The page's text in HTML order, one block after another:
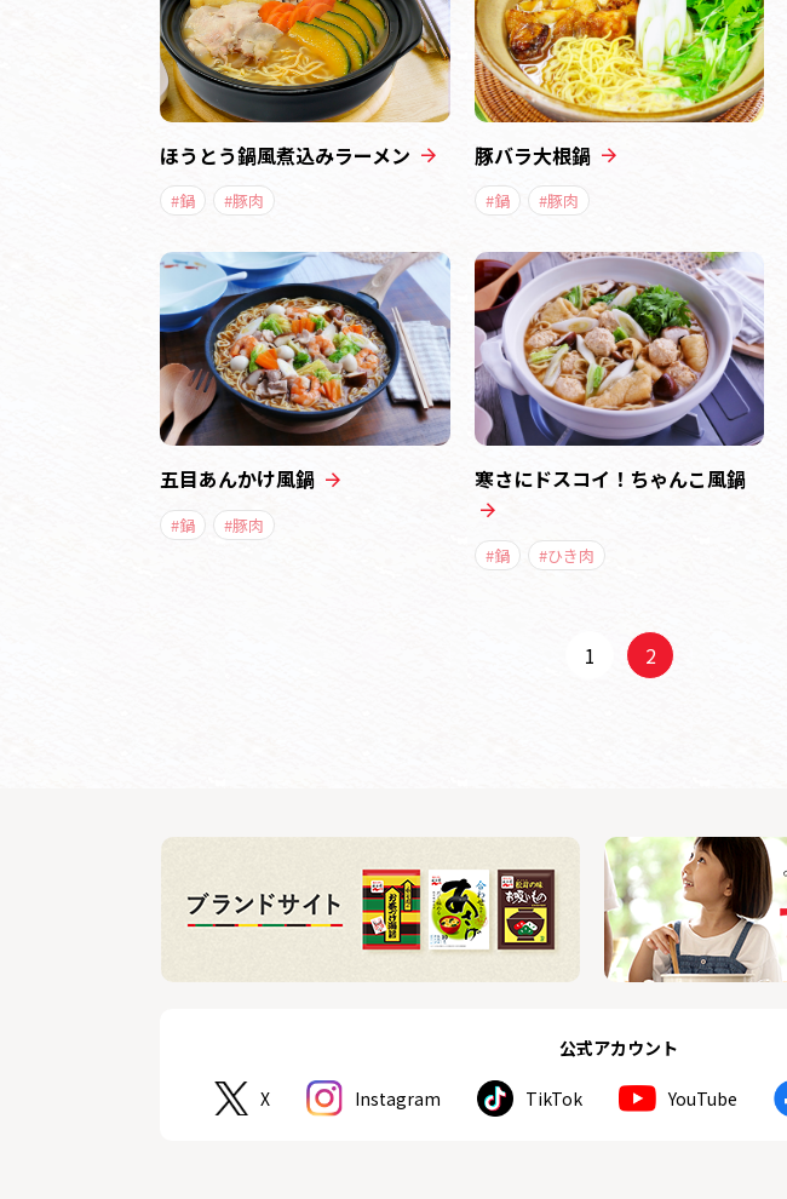
ほうとう鍋風煮込みラーメン
#鍋 #豚肉
豚バラ大根鍋
#鍋 #豚肉
五目あんかけ風鍋
#鍋 #豚肉
寒さにドスコイ！ちゃんこ風鍋
#鍋 #ひき肉
1 2
公式アカウント
X Instagram TikTok YouTube